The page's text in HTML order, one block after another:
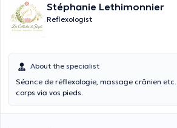
Stéphanie Lethimonnier
Reflexologist
About the specialist
Séance de réflexologie, massage crânien
corps via vos pieds.